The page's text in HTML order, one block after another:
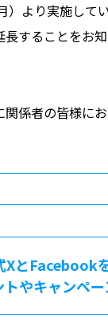
）より実施して
長することをお
係者の皆様に
XとFacebook
やキャンペ